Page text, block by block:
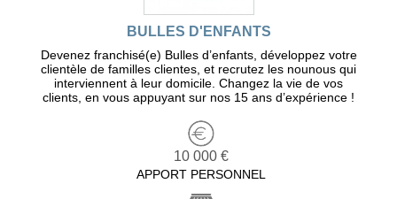
BULLES D'ENFANTS
Devenez franchisé(e) Bulles d’enfants, développez votre
clientèle de familles clientes, et recrutez les nounous qui
interviennent à leur domicile. Changez la vie de vos
clients, en vous appuyant sur nos 15 ans d’expérience !
10 000 €
APPORT PERSONNEL